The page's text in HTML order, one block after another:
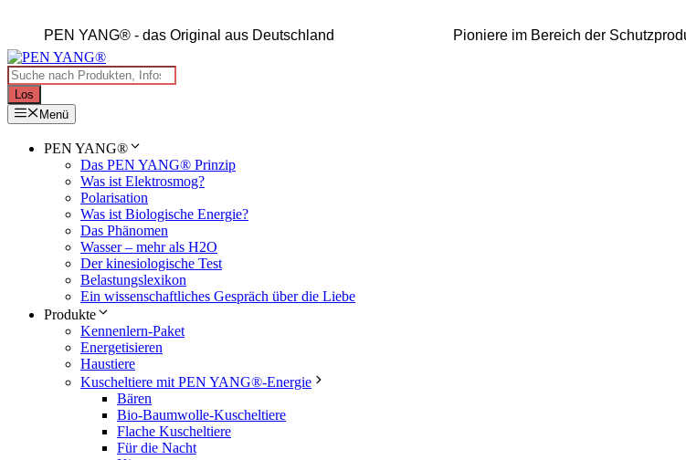
springen
PEN YANG® - das Original aus Deutschland Pioniere im Bereich der
Products
search
Los
Menü
PEN YANG®
Das PEN YANG® Prinzip
Was ist Elektrosmog?
Polarisation
Was ist Biologische Energie?
Das Phänomen
Wasser – mehr als H2O
Der kinesiologische Test
Belastungslexikon
Ein wissenschaftliches Gespräch über die Liebe
Produkte
Kennenlern-Paket
Energetisieren
Haustiere
Kuscheltiere mit PEN YANG®-Energie
Bären
Bio-Baumwolle-Kuscheltiere
Flache Kuscheltiere
Für die Nacht